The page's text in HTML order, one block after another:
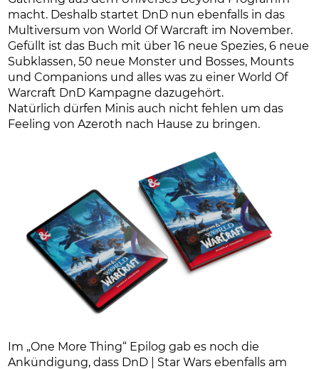
macht. Deshalb startet DnD nun ebenfalls in das
Multiversum von World Of Warcraft im November.
Gefüllt ist das Buch mit über 16 neue Spezies, 6 neue
Subklassen, 50 neue Monster und Bosses, Mounts
und Companions und alles was zu einer World Of
Warcraft DnD Kampagne dazugehört.
Natürlich dürfen Minis auch nicht fehlen um das
Feeling von Azeroth nach Hause zu bringen.
Im „One More Thing“ Epilog gab es noch die
Ankündigung, dass DnD | Star Wars ebenfalls am